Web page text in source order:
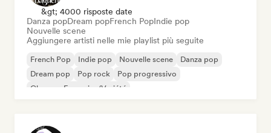
&gt; 4000 risposte date
Danza popDream popFrench PopIndie pop
Nouvelle scene
Aggiungere artisti nelle mie playlist più seguite
French Pop Indie pop Nouvelle scene
Danza pop
Dream pop
Pop rock
Pop progressivo
Chanson Française/Variété